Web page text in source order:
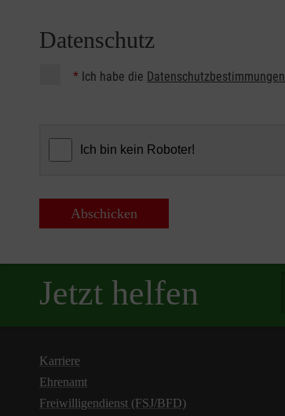
Datenschutz
* Ich habe die Datenschutzbestimmungen
Abschicken
Jetzt helfen
Karriere
Ehrenamt
Freiwilligendienst (FSJ/BFD)